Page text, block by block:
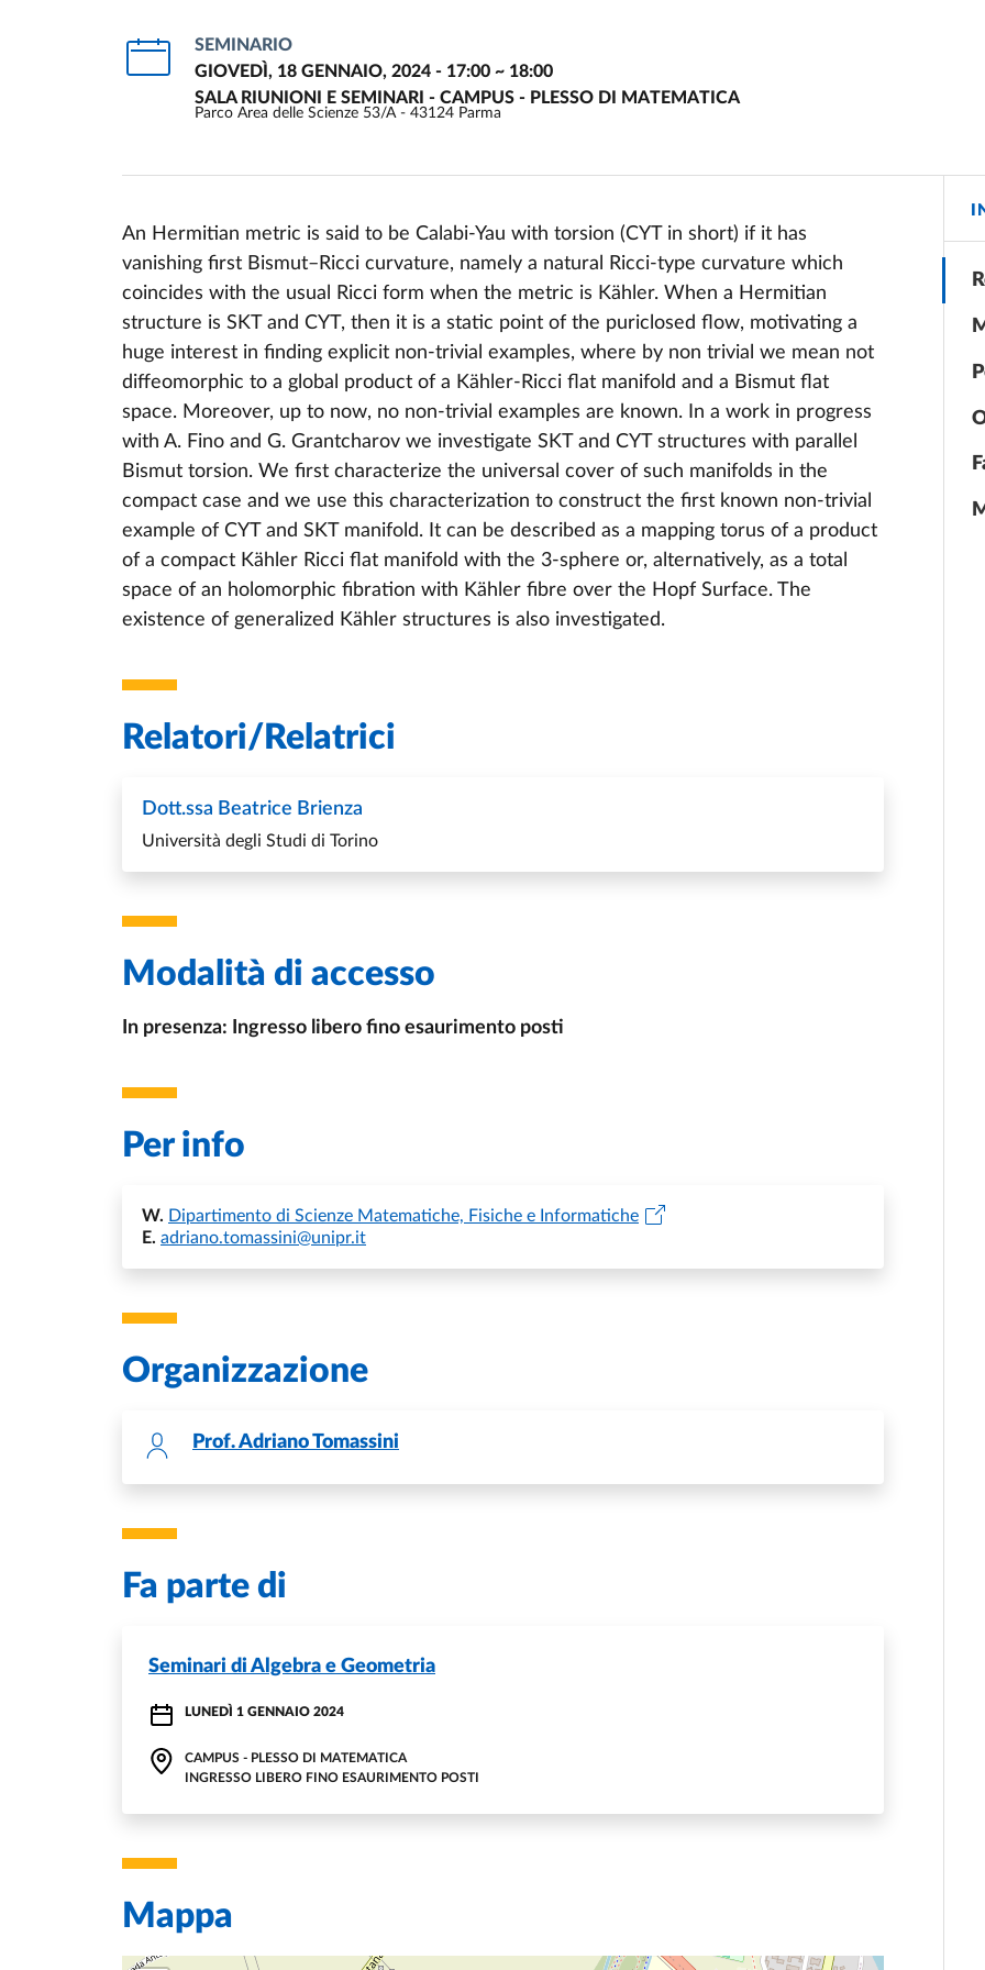
SEMINARIO
GIOVEDÌ, 18 GENNAIO, 2024 - 17:00 ~ 18:00
SALA RIUNIONI E SEMINARI - CAMPUS - PLESSO DI MATEMATICA
Parco Area delle Scienze 53/A - 43124 Parma
Event description
An Hermitian metric is said to be Calabi-Yau with torsion (CYT in short) if it has
vanishing first Bismut–Ricci curvature, namely a natural Ricci-type curvature which
coincides with the usual Ricci form when the metric is Kähler. When a Hermitian
structure is SKT and CYT, then it is a static point of the puriclosed flow, motivating a
huge interest in finding explicit non-trivial examples, where by non trivial we mean not
diffeomorphic to a global product of a Kähler-Ricci flat manifold and a Bismut flat
space. Moreover, up to now, no non-trivial examples are known. In a work in progress
with A. Fino and G. Grantcharov we investigate SKT and CYT structures with parallel
Bismut torsion. We first characterize the universal cover of such manifolds in the
compact case and we use this characterization to construct the first known non-trivial
example of CYT and SKT manifold. It can be described as a mapping torus of a product
of a compact Kähler Ricci flat manifold with the 3-sphere or, alternatively, as a total
space of an holomorphic fibration with Kähler fibre over the Hopf Surface. The
existence of generalized Kähler structures is also investigated.
Relatori/Relatrici
Dott.ssa Beatrice Brienza
Università degli Studi di Torino
Modalità di accesso
In presenza: Ingresso libero fino esaurimento posti
Per info
W. Dipartimento di Scienze Matematiche, Fisiche e Informatiche
E. adriano.tomassini@unipr.it
Organizzazione
Prof.Adriano Tomassini
Fa parte di
Seminari di Algebra e Geometria
LUNEDÌ 1 GENNAIO 2024
CAMPUS - PLESSO DI MATEMATICA
INGRESSO LIBERO FINO ESAURIMENTO POSTI
Mappa